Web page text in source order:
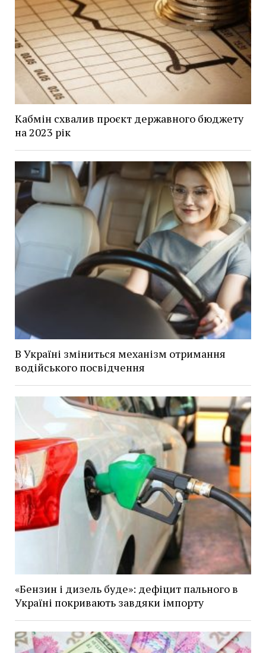
Кабмін схвалив проєкт державного бюджету
на 2023 рік
В Україні зміниться механізм отримання
водійського посвідчення
«Бензин і дизель буде»: дефіцит пального в
Україні покривають завдяки імпорту